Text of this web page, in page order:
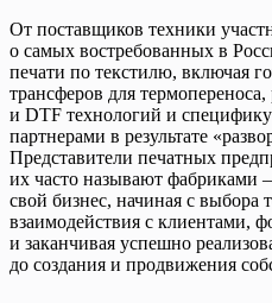
От поставщиков техники
о самых востребованных в
печати по текстилю, включая
трансферов для
и DTF технологий и
партнерами в результате
Представители печатных
их часто называют фабриками
свой бизнес, начиная с выбора
взаимодействия с клиентами,
и заканчивая успешно
до создания и продвижения